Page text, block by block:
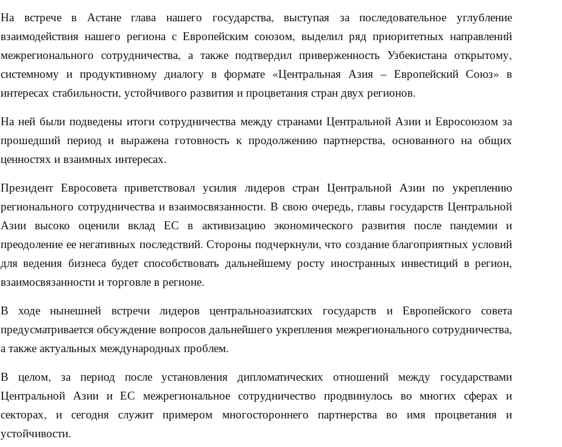
На встрече в Астане глава нашего государства, выступая за последовательное углубление
взаимодействия нашего региона с Европейским союзом, выделил ряд приоритетных направлений
межрегионального сотрудничества, а также подтвердил приверженность Узбекистана открытому,
системному и продуктивному диалогу в формате «Центральная Азия – Европейский Союз» в
интересах стабильности, устойчивого развития и процветания стран двух регионов.
На ней были подведены итоги сотрудничества между странами Центральной Азии и Евросоюзом за
прошедший период и выражена готовность к продолжению партнерства, основанного на общих
ценностях и взаимных интересах.
Президент Евросовета приветствовал усилия лидеров стран Центральной Азии по укреплению
регионального сотрудничества и взаимосвязанности. В свою очередь, главы государств Центральной
Азии высоко оценили вклад ЕС в активизацию экономического развития после пандемии и
преодоление ее негативных последствий. Стороны подчеркнули, что создание благоприятных условий
для ведения бизнеса будет способствовать дальнейшему росту иностранных инвестиций в регион,
взаимосвязанности и торговле в регионе.
В ходе нынешней встречи лидеров центральноазиатских государств и Европейского совета
предусматривается обсуждение вопросов дальнейшего укрепления межрегионального сотрудничества,
а также актуальных международных проблем.
В целом, за период после установления дипломатических отношений между государствами
Центральной Азии и ЕС межрегиональное сотрудничество продвинулось во многих сферах и
секторах, и сегодня служит примером многостороннего партнерства во имя процветания и
устойчивости.